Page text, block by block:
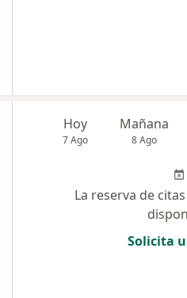
Hoy
7 Ago
Mañana
8 Ago
La reserva de
Solicita